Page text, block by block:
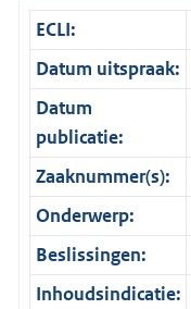
ECLI:
Datum uitspraak:
Datum
publicatie:
Zaaknummer(s):
Onderwerp:
Beslissingen:
Inhoudsindicatie: